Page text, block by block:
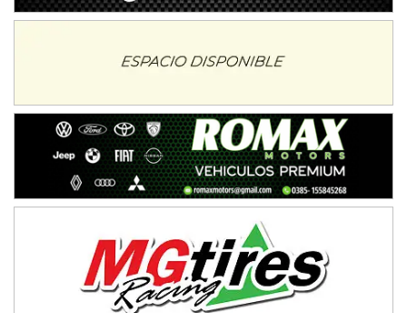
Ciudad de Avellaneda (Asfalto)
Avellaneda (Santa Fe)
SUR SANTAFESINO - F4
TUCUMANO - F5
Juan Navarro (Asfalto)
El Timbó (Tucumán)